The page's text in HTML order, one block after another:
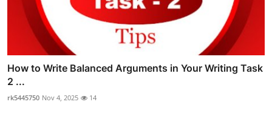
How to Write Balanced Arguments in Your Writing Task
2 ...
rk5445750 Nov 4, 2025 14